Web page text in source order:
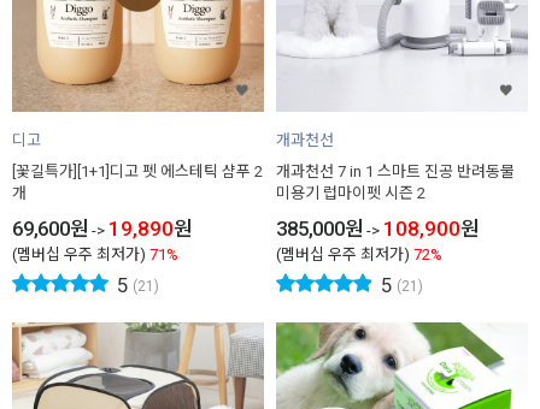
디고
[꽃길특가][1+1]디고 펫 에스테틱 샴푸 2
개
69,600원 -> 19,890원
(멤버십 우주 최저가) 71%
5 (21)
개과천선
개과천선 7 in 1 스마트 진공 반려동물
미용기 럽마이펫 시즌 2
385,000원 -> 108,900원
(멤버십 우주 최저가) 72%
5 (21)